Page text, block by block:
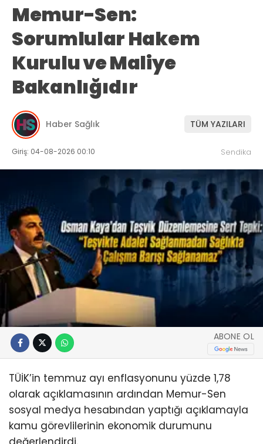
Memur-Sen:
Sorumlular Hakem
Kurulu ve Maliye
Bakanlığıdır
Haber Sağlık TÜM YAZILARI
Giriş: 04-08-2026 00:10 Sendika
ABONE OL
TÜİK’in temmuz ayı enflasyonunu yüzde 1,78
olarak açıklamasının ardından Memur-Sen
sosyal medya hesabından yaptığı açıklamayla
kamu görevlilerinin ekonomik durumunu